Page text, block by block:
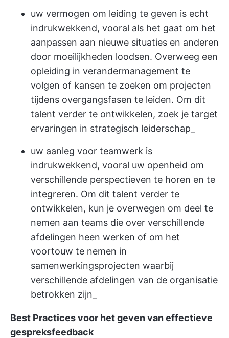
uw vermogen om leiding te geven is echt
indrukwekkend, vooral als het gaat om het
aanpassen aan nieuwe situaties en anderen
door moeilijkheden loodsen. Overweeg een
opleiding in verandermanagement te
volgen of kansen te zoeken om projecten
tijdens overgangsfasen te leiden. Om dit
talent verder te ontwikkelen, zoek je target
ervaringen in strategisch leiderschap_
uw aanleg voor teamwerk is
indrukwekkend, vooral uw openheid om
verschillende perspectieven te horen en te
integreren. Om dit talent verder te
ontwikkelen, kun je overwegen om deel te
nemen aan teams die over verschillende
afdelingen heen werken of om het
voortouw te nemen in
samenwerkingsprojecten waarbij
verschillende afdelingen van de organisatie
betrokken zijn_
Best Practices voor het geven van effectieve
gespreksfeedback